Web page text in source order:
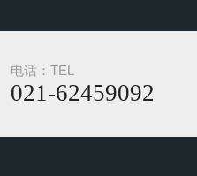
电话：TEL
021-62459092